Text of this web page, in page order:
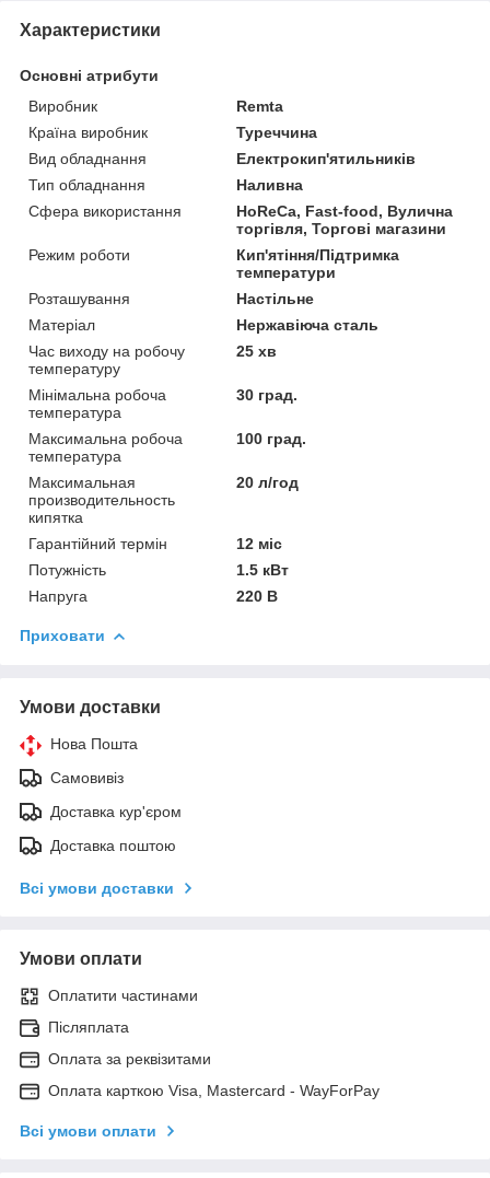
Характеристики
Основні атрибути
Виробник
Remta
Країна виробник
Туреччина
Вид обладнання
Електрокип'ятильників
Тип обладнання
Наливна
Сфера використання
HoReCa, Fast-food, Вулична
торгівля, Торгові магазини
Режим роботи
Кип'ятіння/Підтримка
температури
Розташування
Настільне
Матеріал
Нержавіюча сталь
Час виходу на робочу
температуру
25 хв
Мінімальна робоча
температура
30 град.
Максимальна робоча
температура
100 град.
Максимальная
производительность
кипятка
20 л/год
Гарантійний термін
12 міс
Потужність
1.5 кВт
Напруга
220 В
Приховати
Умови доставки
Нова Пошта
Самовивіз
Доставка кур'єром
Доставка поштою
Всі умови доставки
Умови оплати
Оплатити частинами
Післяплата
Оплата за реквізитами
Оплата карткою Visa, Mastercard - WayForPay
Всі умови оплати